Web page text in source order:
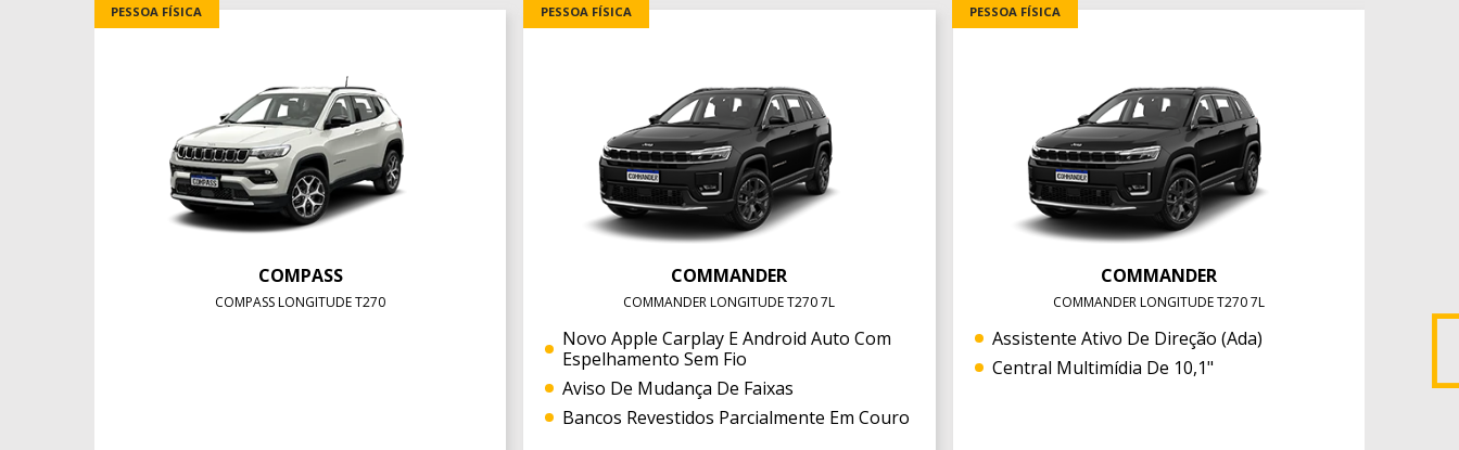
COMPASS
COMPASS LONGITUDE T270
PESSOA FÍSICA
COMMANDER
COMMANDER LONGITUDE T270 7L
Novo Apple Carplay E Android Auto Com
Espelhamento Sem Fio
Aviso De Mudança De Faixas
Bancos Revestidos Parcialmente Em Couro
PESSOA FÍSICA
COMMANDER
COMMANDER LONGITUDE T270 7L
Assistente Ativo De Direção (ada)
Central Multimídia De 10,1"
PESSOA FÍSICA